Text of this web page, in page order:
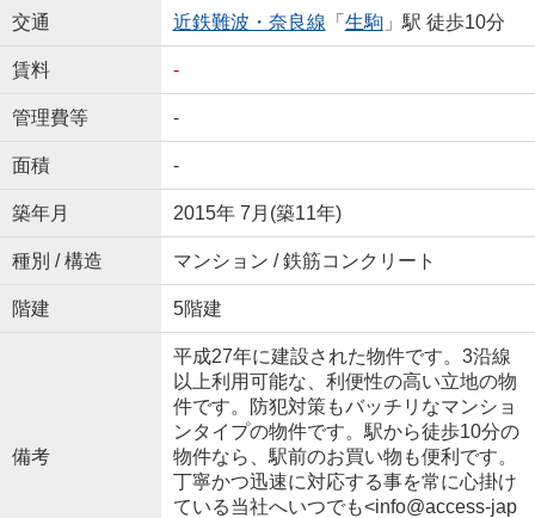
交通 近鉄難波・奈良線 「 生駒」駅 徒歩10分
賃料 -
管理費等 -
面積 -
築年月 2015年 7月(築11年)
種別 / 構造 マンション / 鉄筋コンクリート
階建 5階建
備考
平成27年に建設された物件です。3沿線
以上利用可能な、利便性の高い立地の物
件です。防犯対策もバッチリなマンショ
ンタイプの物件です。駅から徒歩10分の
物件なら、駅前のお買い物も便利です。
丁寧かつ迅速に対応する事を常に心掛け
ている当社へいつでも<info@access-jap